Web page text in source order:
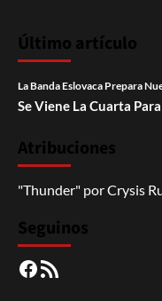
Último artículo
La Banda Eslovaca Prepara
Se Viene La Cuarta
Atribuciones
"Thunder" porCrysis
Seguinos
Facebook
RSS